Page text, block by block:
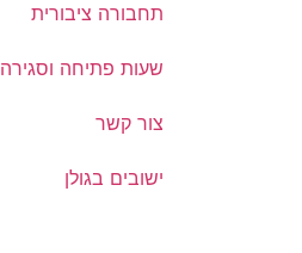
תחבורה ציבורית
שעות פתיחה וסגירה
צור קשר
ישובים בגולן